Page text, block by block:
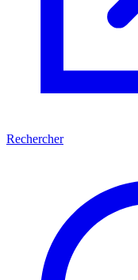
Rechercher